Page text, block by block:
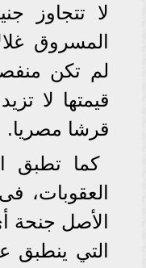
لا تتجاوز
المسروق
لم تكن
قيمتها لا
قرشا مصريا.
العقوبات،
الأصل جنحة